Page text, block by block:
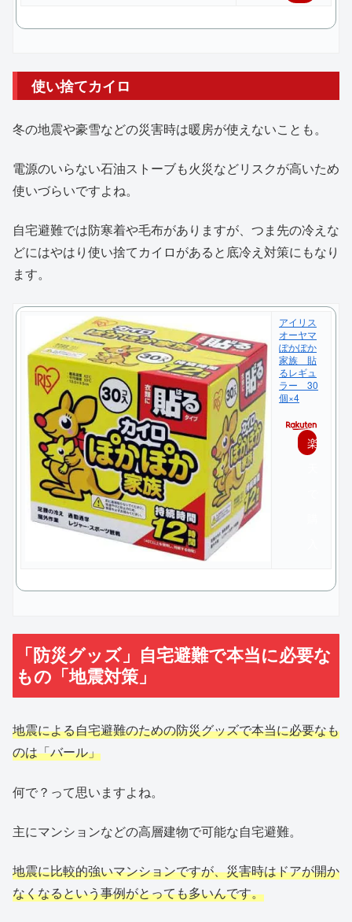
使い捨てカイロ
冬の地震や豪雪などの災害時は暖房が使えないことも。
電源のいらない石油ストーブも火災などリスクが高いため
使いづらいですよね。
自宅避難では防寒着や毛布がありますが、つま先の冷えな
どにはやはり使い捨てカイロがあると底冷え対策にもなり
ます。
アイリス
オーヤマ
ぽかぽか
家族 貼
るレギュ
ラー 30
個×4
楽
「防災グッズ」自宅避難で本当に必要な
もの「地震対策」
地震による自宅避難のための防災グッズで本当に必要なも
のは「バール」
何で？って思いますよね。
主にマンションなどの高層建物で可能な自宅避難。
地震に比較的強いマンションですが、災害時はドアが開か
なくなるという事例がとっても多いんです。